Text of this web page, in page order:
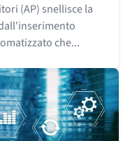
(AP) snellisce la
che...